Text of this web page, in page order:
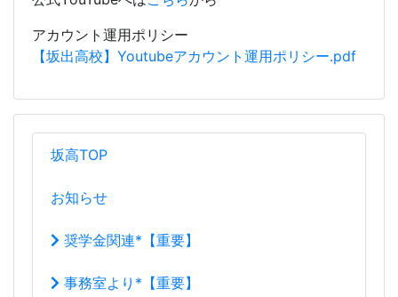
アカウント運用ポリシー
【坂出高校】Youtubeアカウント運用ポリシー.pdf
坂高TOP
お知らせ
奨学金関連*【重要】
事務室より*【重要】